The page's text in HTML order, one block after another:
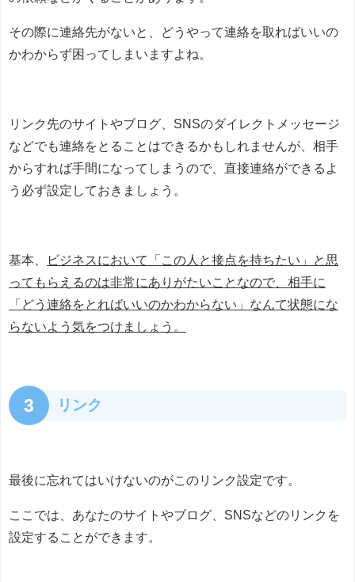
その際に連絡先がないと、どうやって連絡を取ればいいの
かわからず困ってしまいますよね。
リンク先のサイトやブログ、SNSのダイレクトメッセージ
などでも連絡をとることはできるかもしれませんが、相手
からすれば手間になってしまうので、直接連絡ができるよ
う必ず設定しておきましょう。
基本、
ビジネスにおいて「この人と接点を持ちたい」と思
ってもらえるのは非常にありがたいことなので、相手に
「どう連絡をとればいいのかわからない」なんて状態にな
らないよう気をつけましょう。
3 リンク
最後に忘れてはいけないのがこのリンク設定です。
ここでは、あなたのサイトやブログ、SNSなどのリンクを
設定することができます。